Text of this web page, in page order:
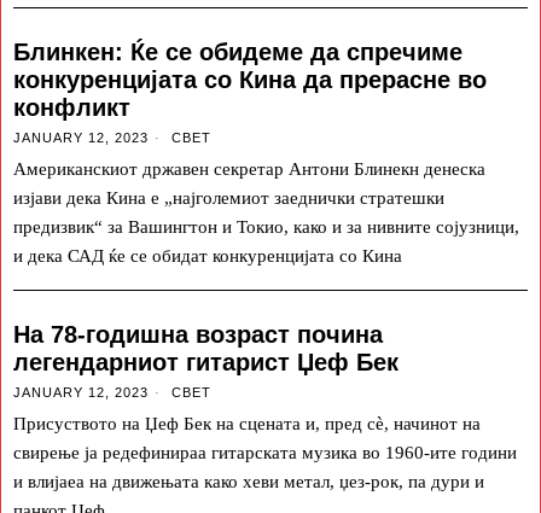
Блинкен: Ќе се обидеме да спречиме
конкуренцијата со Кина да прерасне во
конфликт
JANUARY 12, 2023 СВЕТ
Американскиот државен секретар Антони Блинекн денеска
изјави дека Кина е „најголемиот заеднички стратешки
предизвик“ за Вашингтон и Токио, како и за нивните сојузници,
и дека САД ќе се обидат конкуренцијата со Кина
На 78-годишна возраст почина
легендарниот гитарист Џеф Бек
JANUARY 12, 2023 СВЕТ
Присуството на Џеф Бек на сцената и, пред сè, начинот на
свирење ја редефинираа гитарската музика во 1960-ите години
и влијаеа на движењата како хеви метал, џез-рок, па дури и